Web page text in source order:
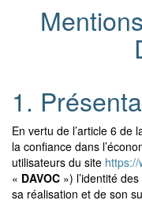
1.
En vertu de l’article 6 de
la confiance dans
utilisateurs du site
« DAVOC ») l’identité
sa réalisation et de son